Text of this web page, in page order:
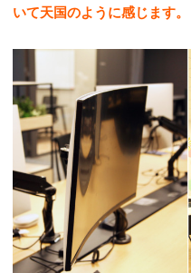
いて天国のように感じます。